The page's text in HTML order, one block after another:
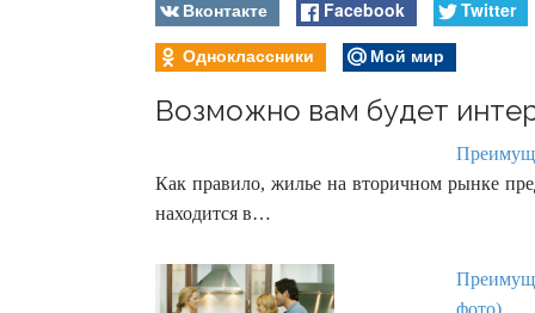
Вконтакте Facebook
Twitter
Одноклассники
Мой мир
Возможно вам будет
Как правило, жилье на вторичном рынке
находится в…
фото)